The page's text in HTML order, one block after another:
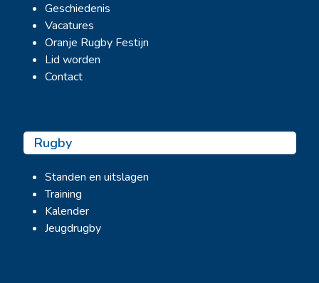
Geschiedenis
Vacatures
Oranje Rugby Festijn
Lid worden
Contact
Rugby
Standen en uitslagen
Training
Kalender
Jeugdrugby